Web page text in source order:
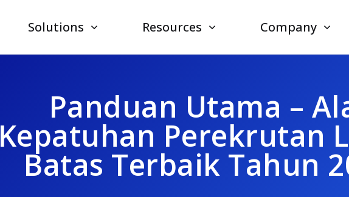
Solutions Resources Company
Panduan Utama –
Kepatuhan Perekrutan
Batas Terbaik Tahun